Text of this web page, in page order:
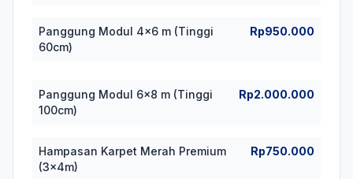
Panggung Modul 4x6 m (Tinggi
60cm)
Rp950.000
Panggung Modul 6x8 m (Tinggi
100cm)
Rp2.000.000
Hampasan Karpet Merah Premium
(3x4m)
Rp750.000